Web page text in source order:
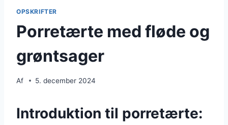
OPSKRIFTER
Porretærte med fløde og
grøntsager
Af 5. december 2024
Introduktion til porretærte: